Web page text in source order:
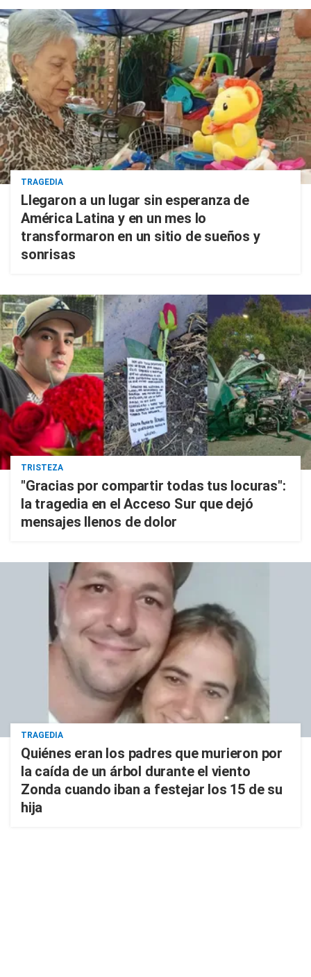
TRAGEDIA
Llegaron a un lugar sin esperanza de
América Latina y en un mes lo
transformaron en un sitio de sueños y
sonrisas
TRISTEZA
"Gracias por compartir todas tus locuras":
la tragedia en el Acceso Sur que dejó
mensajes llenos de dolor
TRAGEDIA
Quiénes eran los padres que murieron por
la caída de un árbol durante el viento
Zonda cuando iban a festejar los 15 de su
hija